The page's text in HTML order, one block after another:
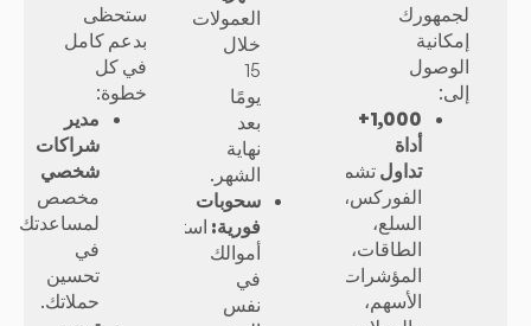
لجمهورك
إمكانية
الوصول
إلى:
1,000+
أداة
تداول تشمل
الفوركس،
السلع،
الطاقات،
المؤشرات،
الأسهم،
العمولات
خلال
15
يومًا
بعد
نهاية
الشهر.
سحوبات
فورية: استخدم
أموالك
في
نفس
ستحظى
بدعم كامل
في كل
خطوة:
مدير
شراكات
شخصي
مخصص
لمساعدتك
في
تحسين
حملاتك.